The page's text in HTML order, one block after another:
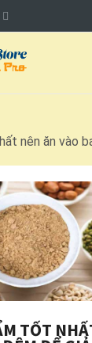
nên ăn vào
TỐT